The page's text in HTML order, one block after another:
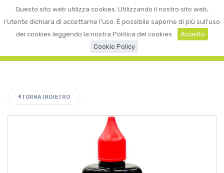
Questo sito web utilizza cookies. Utilizzando il nostro sito web,
l'utente dichiara di accettarne l'uso. È possibile saperne di più sull'uso
dei cookies leggendo la nostra Politica dei cookies.
Accetto
Cookie Policy
☰ 0
TORNA INDIETRO